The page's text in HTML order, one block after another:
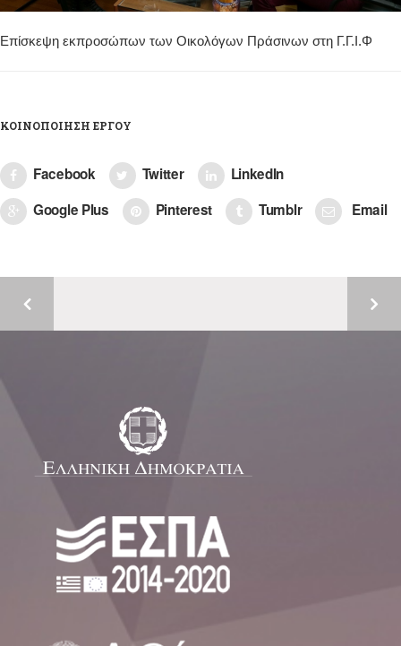
Επίσκεψη εκπροσώπων των Οικολόγων Πράσινων στη Γ.Γ.Ι.Φ
ΚΟΙΝΟΠΟΊΗΣΗ ΈΡΓΟΥ
Facebook Twitter
LinkedIn
Google Plus
Pinterest Tumblr Email